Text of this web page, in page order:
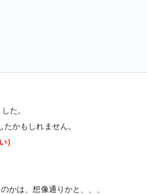
た。
かもしれません。
）
かは、想像通りかと、、、